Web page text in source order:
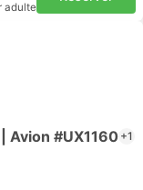
adulte
Avion #UX1160 +1